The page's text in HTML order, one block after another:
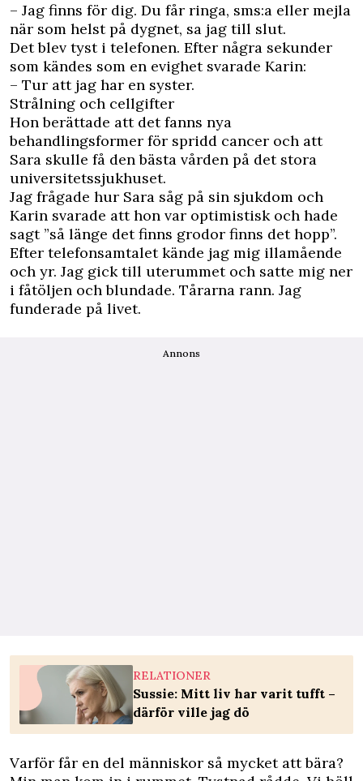
– Jag finns för dig. Du får ringa, sms:a eller mejla
när som helst på dygnet, sa jag till slut.
Det blev tyst i telefonen. Efter några sekunder
som kändes som en evighet svarade Karin:
– Tur att jag har en syster.
Strålning och cellgifter
Hon berättade att det fanns nya
behandlingsformer för spridd cancer och att
Sara skulle få den bästa vården på det stora
universitetssjukhuset.
Jag frågade hur Sara såg på sin sjukdom och
Karin svarade att hon var optimistisk och hade
sagt ”så länge det finns grodor finns det hopp”.
Efter telefonsamtalet kände jag mig illamående
och yr. Jag gick till uterummet och satte mig ner
i fåtöljen och blundade. Tårarna rann. Jag
funderade på livet.
Annons
RELATIONER
Sussie: Mitt liv har varit tufft –
därför ville jag dö
Varför får en del människor så mycket att bära?